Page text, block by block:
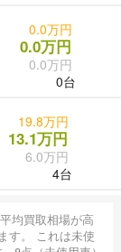
0.0万円
0.0万円
0.0万円
0台
19.8万円
13.1万円
6.0万円
4台
均買取相場が高
す。 これは未使